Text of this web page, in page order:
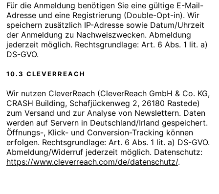
Für die Anmeldung benötigen Sie eine gültige E-Mail-
Adresse und eine Registrierung (Double-Opt-in). Wir
speichern zusätzlich IP-Adresse sowie Datum/Uhrzeit
der Anmeldung zu Nachweiszwecken. Abmeldung
jederzeit möglich. Rechtsgrundlage: Art. 6 Abs. 1 lit. a)
DS-GVO.
10.3 CLEVERREACH
Wir nutzen CleverReach (CleverReach GmbH & Co. KG,
CRASH Building, Schafjückenweg 2, 26180 Rastede)
zum Versand und zur Analyse von Newslettern. Daten
werden auf Servern in Deutschland/Irland gespeichert.
Öffnungs-, Klick- und Conversion-Tracking können
erfolgen. Rechtsgrundlage: Art. 6 Abs. 1 lit. a) DS-GVO.
Abmeldung/Widerruf jederzeit möglich. Datenschutz:
https://www.cleverreach.com/de/datenschutz/.